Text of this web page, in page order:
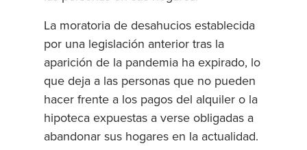
La moratoria de desahucios establecida
por una legislación anterior tras la
aparición de la pandemia ha expirado, lo
que deja a las personas que no pueden
hacer frente a los pagos del alquiler o la
hipoteca expuestas a verse obligadas a
abandonar sus hogares en la actualidad.